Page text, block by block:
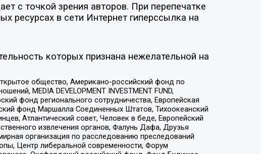
с точкой зрения авторов. При перепечатке
ресурсах в сети Интернет гиперссылка на
которых признана нежелательной на
общество, Американо-российский фонд по
MEDIA DEVELOPMENT INVESTMENT FUND,
фонд регионального сотрудничества, Европейская
фонд Маршалла Соединенных Штатов, Тихоокеанский
Атлантический совет, Человек в беде, Европейский
извлечения органов, Фалунь Дафа, Друзья
организация по расследованию преследований
Центр либеральной современности, Форум